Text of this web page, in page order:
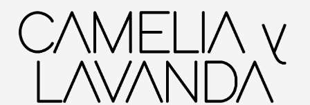
Inicio Paisajismo Paisajismo descargable Diseño Colorido